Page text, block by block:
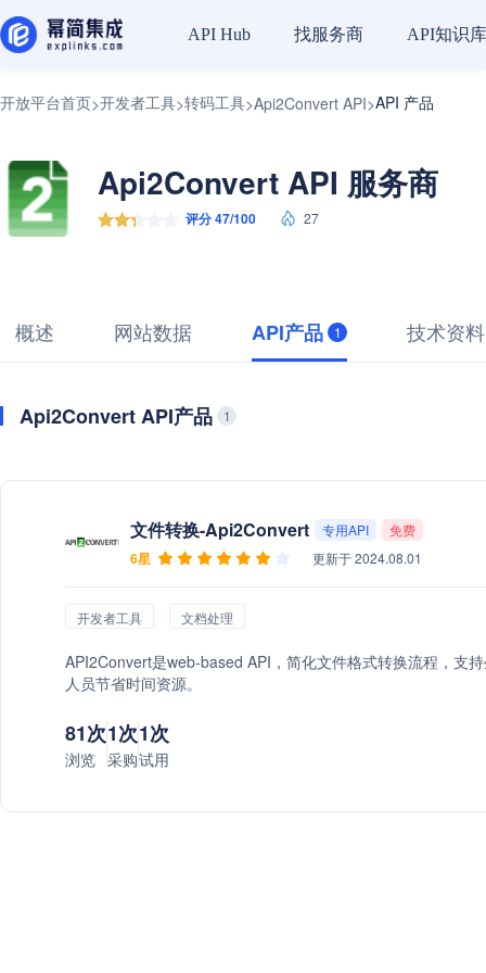
API Hub 找服务商 API知识库
开放平台首页>开发者工具>转码工具>Api2Convert API>API 产品
Api2Convert API 服务商
评分 47/100 27
概述 网站数据 API产品 1 技术资料
Api2Convert API产品 1
文件转换-Api2Convert 专用API 免费
6星 更新于 2024.08.01
开发者工具 文档处理
API2Convert是web-based API，简化文件格式转换流程，支
人员节省时间资源。
81次
浏览
1次
采购
1次
试用